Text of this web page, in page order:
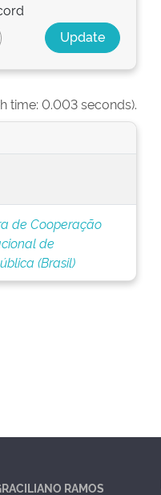
time: 0.003 seconds).
de Cooperação
de
(Brasil)
RAMOS